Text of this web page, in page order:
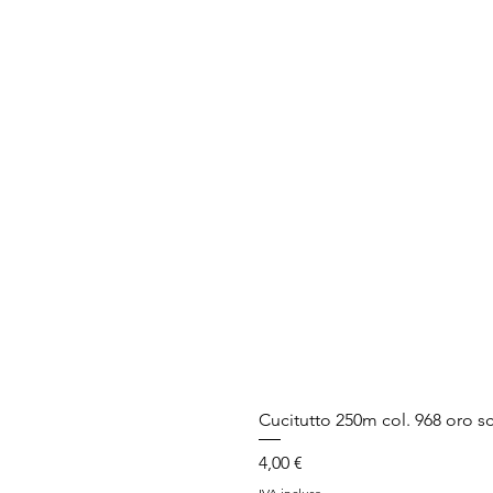
Cucitutto 250m col. 968 oro
Prezzo
4,00 €